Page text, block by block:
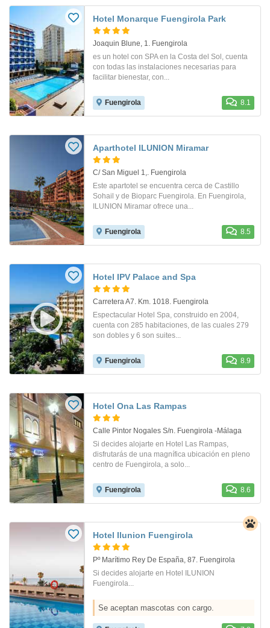
Hotel Monarque Fuengirola Park
Joaquin Blune, 1. Fuengirola
es un hotel con SPA en la Costa del Sol, cuenta
con todas las instalaciones necesarias para
facilitar bienestar, con...
Fuengirola 8.1
Aparthotel ILUNION Miramar
C/ San Miguel 1,. Fuengirola
Este apartotel se encuentra cerca de Castillo
Sohail y de Bioparc Fuengirola. En Fuengirola,
ILUNION Miramar ofrece una...
Fuengirola 8.5
Hotel IPV Palace and Spa
Carretera A7. Km. 1018. Fuengirola
Espectacular Hotel Spa, construido en 2004,
cuenta con 285 habitaciones, de las cuales 279
son dobles y 6 son suites...
Fuengirola 8.9
Hotel Ona Las Rampas
Calle Pintor Nogales S/n. Fuengirola -Málaga
Si decides alojarte en Hotel Las Rampas,
disfrutarás de una magnífica ubicación en pleno
centro de Fuengirola, a solo...
Fuengirola 8.6
Hotel Ilunion Fuengirola
Pº Marítimo Rey De España, 87. Fuengirola
Si decides alojarte en Hotel ILUNION
Fuengirola...
Se aceptan mascotas con cargo.